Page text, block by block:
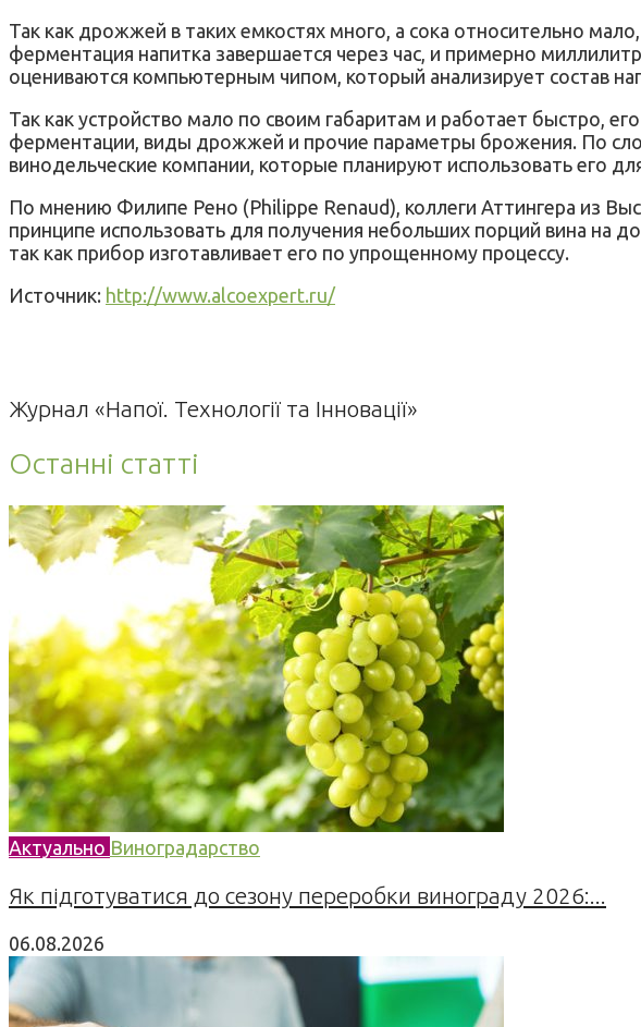
Так как дрожжей в таких емкостях много, а сока относительно
ферментация напитка завершается через час, и примерно
оцениваются компьютерным чипом, который анализирует состав
Так как устройство мало по своим габаритам и работает быстро,
ферментации, виды дрожжей и прочие параметры брожения. По
винодельческие компании, которые планируют использовать его
По мнению Филипе Рено (Philippe Renaud), коллеги Аттингера из
принципе использовать для получения небольших порций вина на
так как прибор изготавливает его по упрощенному процессу.
Источник: http://www.alcoexpert.ru/
Журнал «Напої. Технології та Інновації»
Останні статті
Актуально Виноградарство
Як підготуватися до сезону переробки винограду 2026:...
06.08.2026